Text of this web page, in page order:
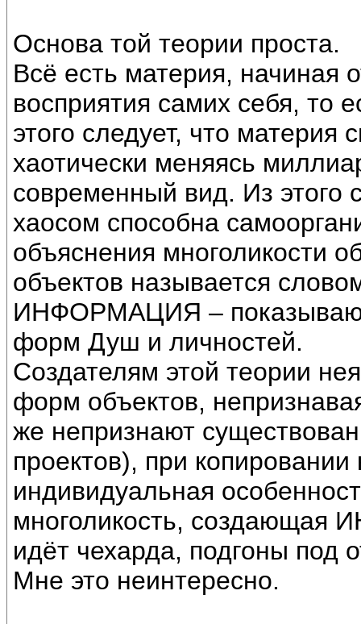
Основа той теории проста.
Всё есть материя, начиная
восприятия самих себя, то
этого следует, что материя
хаотически меняясь
современный вид. Из этого
хаосом способна
объяснения многоликости
объектов называется
ИНФОРМАЦИЯ –
форм Душ и личностей.
Создателям этой теории
форм объектов,
же непризнают
проектов), при копировании
индивидуальная
многоликость,
идёт чехарда, подгоны под
Мне это неинтересно.